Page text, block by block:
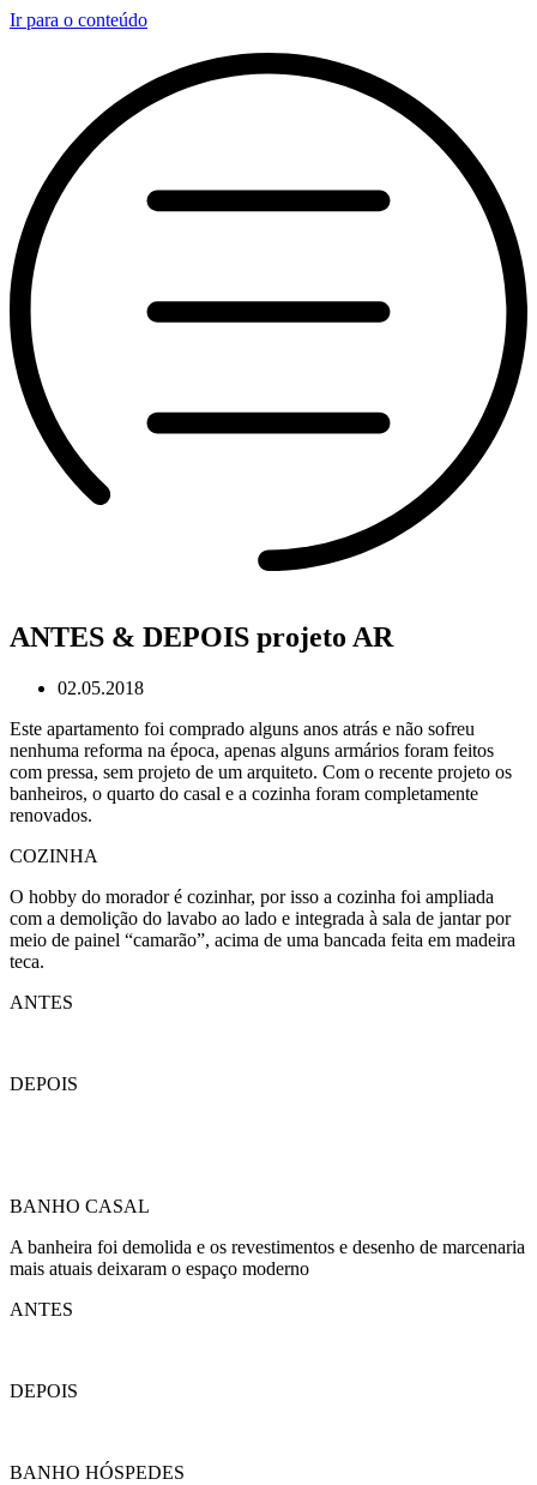
Ir para o conteúdo
ANTES & DEPOIS projeto AR
02.05.2018
Este apartamento foi comprado alguns anos atrás e não sofreu
nenhuma reforma na época, apenas alguns armários foram feitos
com pressa, sem projeto de um arquiteto. Com o recente projeto os
banheiros, o quarto do casal e a cozinha foram completamente
renovados.
COZINHA
O hobby do morador é cozinhar, por isso a cozinha foi ampliada
com a demolição do lavabo ao lado e integrada à sala de jantar por
meio de painel “camarão”, acima de uma bancada feita em madeira
teca.
ANTES
DEPOIS
BANHO CASAL
A banheira foi demolida e os revestimentos e desenho de marcenaria
mais atuais deixaram o espaço moderno
ANTES
DEPOIS
BANHO HÓSPEDES